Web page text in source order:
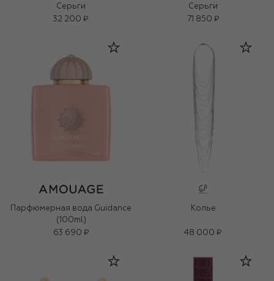
Серьги
32 200 ₽
Серьги
71 850 ₽
Парфюмерная вода Guidance
(100ml)
63 690 ₽
Колье
48 000 ₽